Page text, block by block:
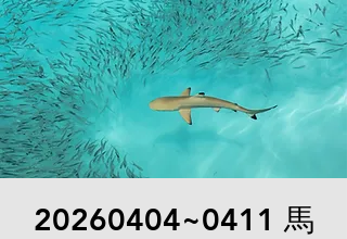
20260404~0411 馬